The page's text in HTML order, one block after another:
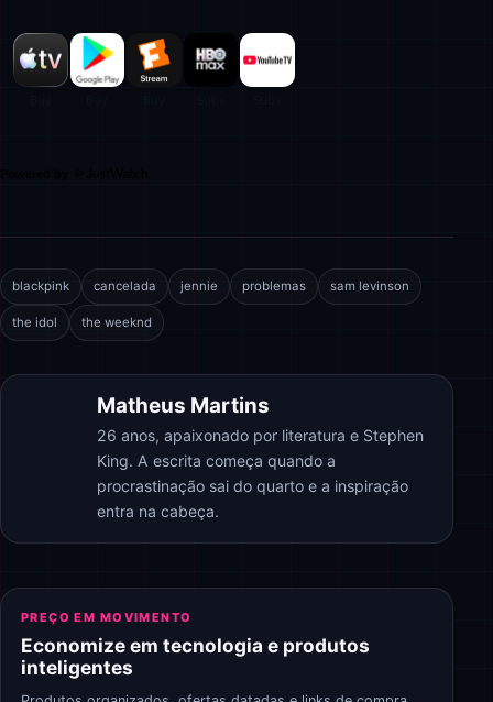
blackpink cancelada jennie problemas sam levinson
the idol the weeknd
Matheus Martins
26 anos, apaixonado por literatura e Stephen
King. A escrita começa quando a
procrastinação sai do quarto e a inspiração
entra na cabeça.
PREÇO EM MOVIMENTO
Economize em tecnologia e produtos
inteligentes